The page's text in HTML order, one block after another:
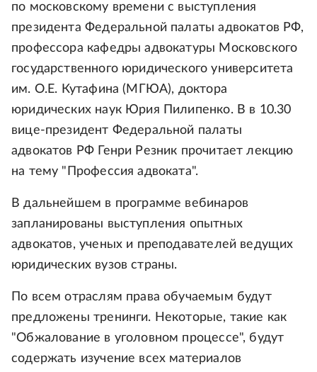
по московскому времени с выступления
президента Федеральной палаты адвокатов РФ,
профессора кафедры адвокатуры Московского
государственного юридического университета
им. О.Е. Кутафина (МГЮА), доктора
юридических наук Юрия Пилипенко. В в 10.30
вице-президент Федеральной палаты
адвокатов РФ Генри Резник прочитает лекцию
на тему "Профессия адвоката".
В дальнейшем в программе вебинаров
запланированы выступления опытных
адвокатов, ученых и преподавателей ведущих
юридических вузов страны.
По всем отраслям права обучаемым будут
предложены тренинги. Некоторые, такие как
"Обжалование в уголовном процессе", будут
содержать изучение всех материалов